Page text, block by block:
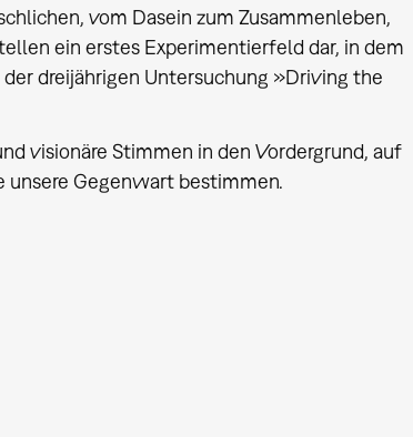
vom Dasein zum Zusammenleben,
ein erstes Experimentierfeld dar, in dem
dreijährigen Untersuchung »Driving the
visionäre Stimmen in den Vordergrund, auf
unsere Gegenwart bestimmen.